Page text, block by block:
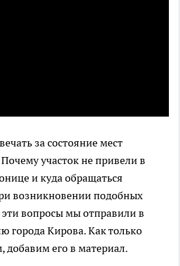
за состояние мест
участок не привели в
и куда обращаться
возникновении подобных
эти вопросы мы отправили в
города Кирова. Как только
добавим его в материал.